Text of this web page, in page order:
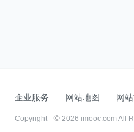
企业服务 网站地图 网
Copyright 2026 imooc.com All